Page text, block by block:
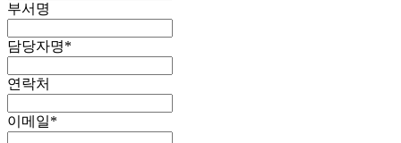
부서명
담당자명*
연락처
이메일*